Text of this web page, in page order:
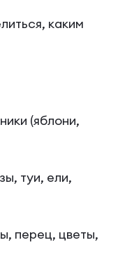
каким
(яблони,
туи, ели,
перец, цветы,